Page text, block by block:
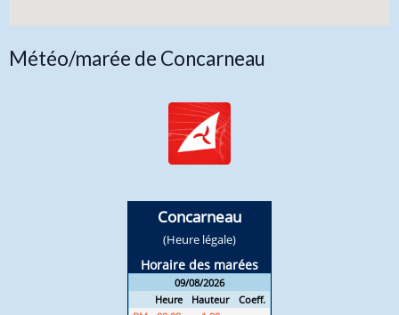
Météo/marée de Concarneau